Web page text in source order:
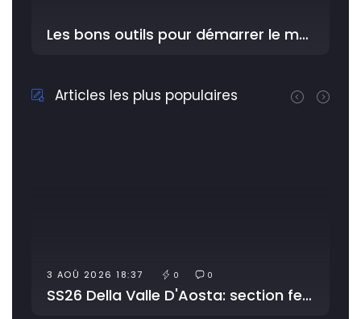
Les bons outils pour démarrer le meilleur avec YouDriver dans l'Atelier
Articles les plus populaires
3 AOÛ 2026 18:37 0 0
SS26 Della Valle D'Aosta: section fermée pour travaux